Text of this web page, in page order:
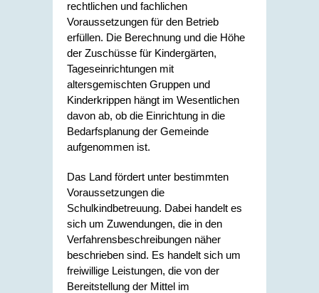
rechtlichen und fachlichen
Voraussetzungen für den Betrieb
erfüllen. Die Berechnung und die Höhe
der Zuschüsse für Kindergärten,
Tageseinrichtungen mit
altersgemischten Gruppen und
Kinderkrippen hängt im Wesentlichen
davon ab, ob die Einrichtung in die
Bedarfsplanung der Gemeinde
aufgenommen ist.
Das Land fördert unter bestimmten
Voraussetzungen die
Schulkindbetreuung. Dabei handelt es
sich um Zuwendungen, die in den
Verfahrensbeschreibungen näher
beschrieben sind. Es handelt sich um
freiwillige Leistungen, die von der
Bereitstellung der Mittel im